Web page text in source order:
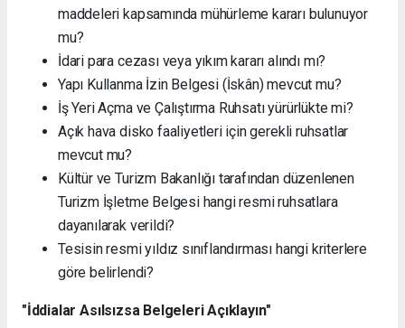
maddeleri kapsamında mühürleme kararı bulunuyor
mu?
İdari para cezası veya yıkım kararı alındı mı?
Yapı Kullanma İzin Belgesi (İskân) mevcut mu?
İş Yeri Açma ve Çalıştırma Ruhsatı yürürlükte mi?
Açık hava disko faaliyetleri için gerekli ruhsatlar
mevcut mu?
Kültür ve Turizm Bakanlığı tarafından düzenlenen
Turizm İşletme Belgesi hangi resmi ruhsatlara
dayanılarak verildi?
Tesisin resmi yıldız sınıflandırması hangi kriterlere
göre belirlendi?
"İddialar Asılsızsa Belgeleri Açıklayın"